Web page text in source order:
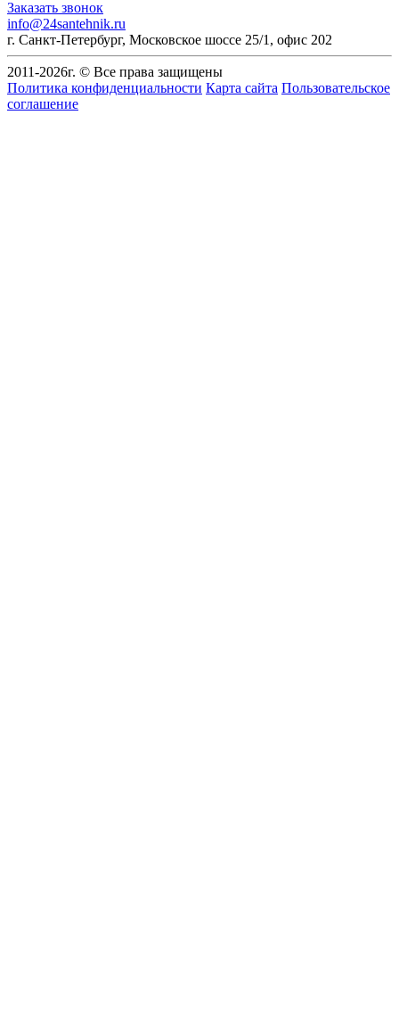
Заказать звонок
info@24santehnik.ru
г. Санкт-Петербург, Московское шоссе 25/1, офис 202
2011-2026г. © Все права защищены
Политика конфиденциальности Карта сайта Пользовательское
соглашение